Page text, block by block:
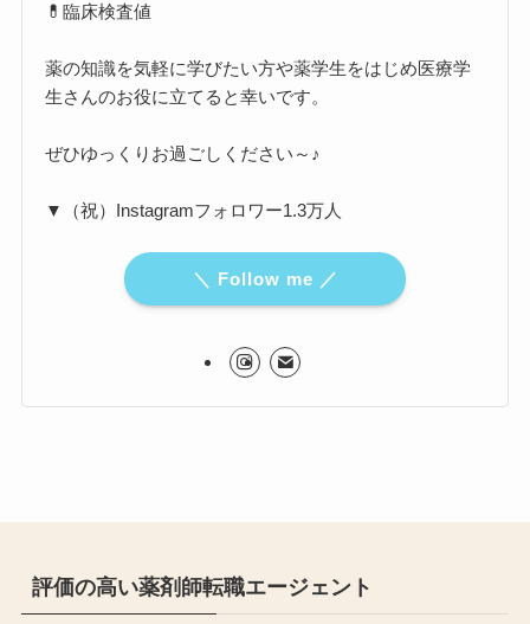
💊臨床検査値
薬の知識を気軽に学びたい方や薬学生をはじめ医療学
生さんのお役に立てると幸いです。
ぜひゆっくりお過ごしください～♪
▼（祝）Instagramフォロワー1.3万人
＼ Follow me ／
評価の高い薬剤師転職エージェント